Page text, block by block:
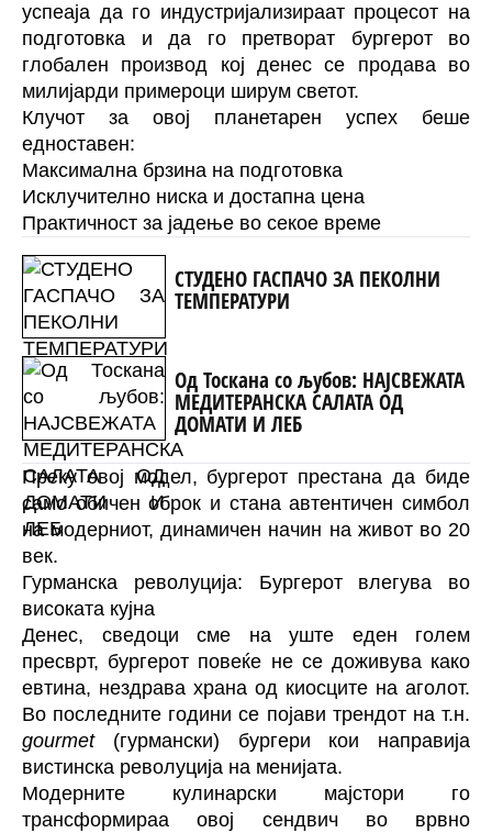
успеаја да го индустријализираат процесот на
подготовка и да го претворат бургерот во
глобален производ кој денес се продава во
милијарди примероци ширум светот.
Клучот за овој планетарен успех беше
едноставен:
Максимална брзина на подготовка
Исклучително ниска и достапна цена
Практичност за јадење во секое време
СТУДЕНО ГАСПАЧО ЗА ПЕКОЛНИ
ТЕМПЕРАТУРИ
Од Тоскана со љубов: НАЈСВЕЖАТА
МЕДИТЕРАНСКА САЛАТА ОД
ДОМАТИ И ЛЕБ
Преку овој модел, бургерот престана да биде
само обичен оброк и стана автентичен симбол
на модерниот, динамичен начин на живот во 20
век.
Гурманска револуција: Бургерот влегува во
високата кујна
Денес, сведоци сме на уште еден голем
пресврт, бургерот повеќе не се доживува како
евтина, нездрава храна од киосците на аголот.
Во последните години се појави трендот на т.н.
gourmet(гурмански) бургери кои направија
вистинска револуција на менијата.
Модерните кулинарски мајстори го
трансформираа овој сендвич во врвно